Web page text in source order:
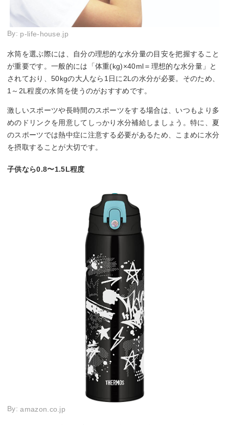
By: p-life-house.jp
水筒を選ぶ際には、自分の理想的な水分量の目安を把握すること
が重要です。一般的には「体重(kg)×40ml＝理想的な水分量」と
されており、50kgの大人なら1日に2Lの水分が必要。そのため、
1～2L程度の水筒を使うのがおすすめです。
激しいスポーツや長時間のスポーツをする場合は、いつもより多
めのドリンクを用意してしっかり水分補給しましょう。特に、夏
のスポーツでは熱中症に注意する必要があるため、こまめに水分
を摂取することが大切です。
子供なら0.8〜1.5L程度
By:amazon.co.jp